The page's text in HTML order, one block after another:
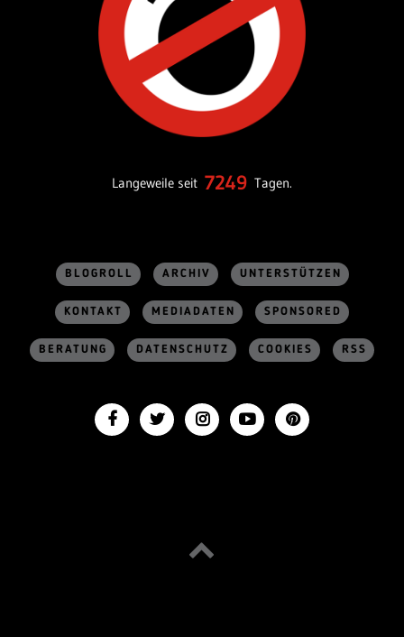
Langeweile seit 7249 Tagen.
BLOGROLL ARCHIV UNTERSTÜTZEN
KONTAKT MEDIADATEN SPONSORED
BERATUNG DATENSCHUTZ COOKIES RSS